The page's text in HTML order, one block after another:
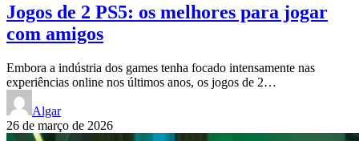
Jogos de 2 PS5: os melhores para jogar
com amigos
Embora a indústria dos games tenha focado intensamente nas
experiências online nos últimos anos, os jogos de 2…
Algar
26 de março de 2026